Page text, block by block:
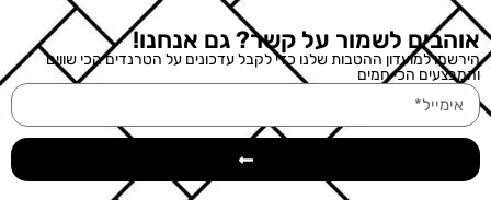
אוהבים לשמור על קשר? גם אנחנו!
הירשמו למועדון ההטבות שלנו כדי לקבל עדכונים על הטרנדים הכי שווים
והמבצעים הכי חמים